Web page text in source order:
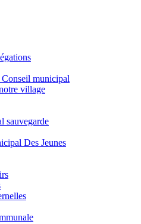
municipal
village
sauvegarde
Des Jeunes